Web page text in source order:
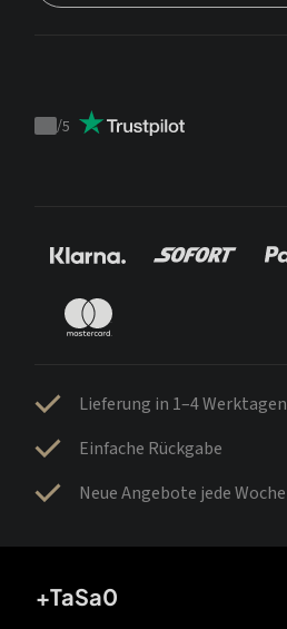
Trustpilot
/5
Lieferung in 1–4 Werktagen
Einfache Rückgabe
Neue Angebote jede Woche
+TaSa0